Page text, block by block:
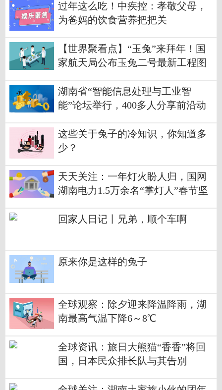
过年这么吃！中疾控：孝敬父母，
为爸妈的饮食营养把把关
【世界聚看点】“玉兔”来拜年！国
家航天局公布玉兔二号最新工程图
湖南省“智能信息处理与工业智
能”论坛举行，400多人分享前沿动
这些关于兔子的冷知识，你知道多
少？
天天关注：一年灯火盼人归，国网
湖南电力1.5万余名“掌灯人”春节坚
回家人日记丨兄弟，顺个车啊
原来你是这样的兔子
全球观察：除夕迎来降温降雨，湖
南最高气温下降6～8℃
全球资讯：旅日大熊猫“香香”将回
国，日本民众排长队与其告别